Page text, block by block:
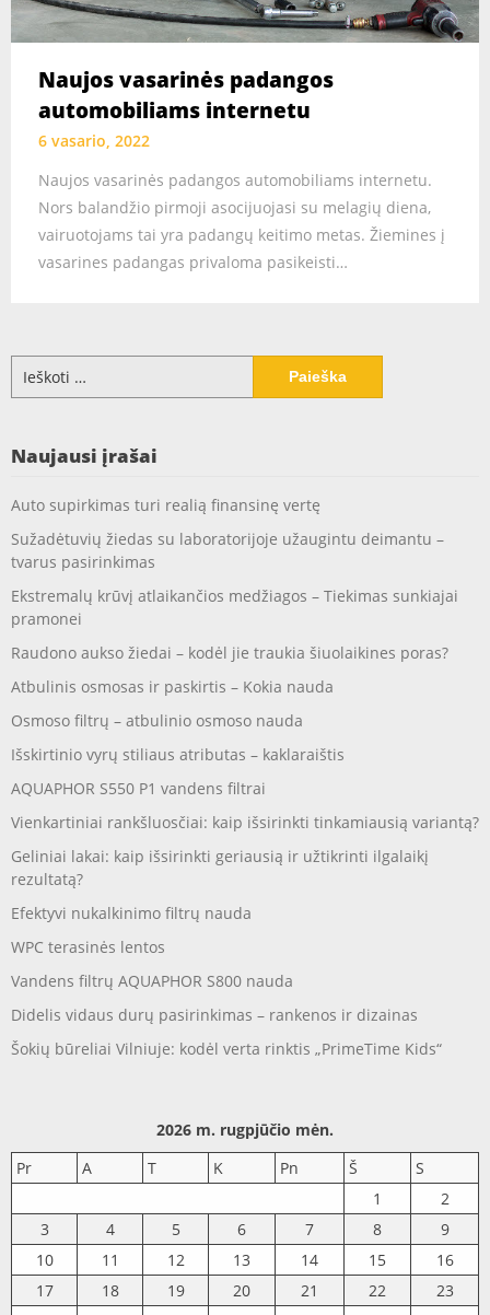
Naujos vasarinės padangos
automobiliams internetu
6 vasario, 2022
Naujos vasarinės padangos automobiliams internetu.
Nors balandžio pirmoji asocijuojasi su melagių diena,
vairuotojams tai yra padangų keitimo metas. Žiemines į
vasarines padangas privaloma pasikeisti…
Naujausi įrašai
Auto supirkimas turi realią finansinę vertę
Sužadėtuvių žiedas su laboratorijoje užaugintu deimantu –
tvarus pasirinkimas
Ekstremalų krūvį atlaikančios medžiagos – Tiekimas sunkiajai
pramonei
Raudono aukso žiedai – kodėl jie traukia šiuolaikines poras?
Atbulinis osmosas ir paskirtis – Kokia nauda
Osmoso filtrų – atbulinio osmoso nauda
Išskirtinio vyrų stiliaus atributas – kaklaraištis
AQUAPHOR S550 P1 vandens filtrai
Vienkartiniai rankšluosčiai: kaip išsirinkti tinkamiausią variantą?
Geliniai lakai: kaip išsirinkti geriausią ir užtikrinti ilgalaikį
rezultatą?
Efektyvi nukalkinimo filtrų nauda
WPC terasinės lentos
Vandens filtrų AQUAPHOR S800 nauda
Didelis vidaus durų pasirinkimas – rankenos ir dizainas
Šokių būreliai Vilniuje: kodėl verta rinktis „PrimeTime Kids“
2026 m. rugpjūčio mėn.
Pr
A T K Pn Š
S
1
2
3
4 5 6 7 8
9
10
11 12 13 14 15
16
17
18 19 20 21 22
23